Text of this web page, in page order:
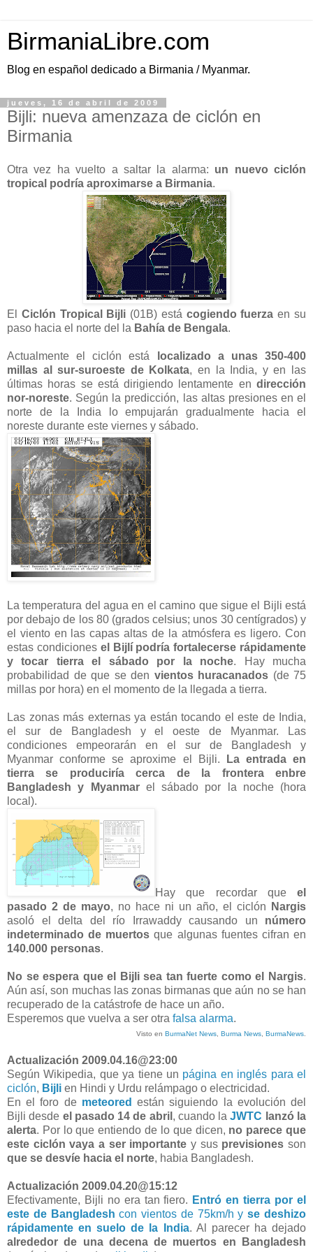
BirmaniaLibre.com
Blog en español dedicado a Birmania / Myanmar.
jueves, 16 de abril de 2009
Bijli: nueva amenzaza de ciclón en
Birmania
Otra vez ha vuelto a saltar la alarma: un nuevo ciclón
tropical podría aproximarse a Birmania.
El Ciclón Tropical Bijli (01B) está cogiendo fuerza en su
paso hacia el norte del la Bahía de Bengala.
Actualmente el ciclón está
localizado a unas 350-400
millas al sur-suroeste de Kolkata, en la India, y en las
últimas horas se está dirigiendo lentamente en dirección
nor-noreste. Según la predicción, las altas presiones en el
norte de la India lo empujarán gradualmente hacia el
noreste durante este viernes y sábado.
La temperatura del agua en el camino que sigue el Bijli está
por debajo de los 80 (grados celsius; unos 30 centígrados) y
el viento en las capas altas de la atmósfera es ligero. Con
estas condiciones el Bijlí podría fortalecerse rápidamente
y tocar tierra el sábado por la noche. Hay mucha
probabilidad de que se den vientos huracanados (de 75
millas por hora) en el momento de la llegada a tierra.
Las zonas más externas ya están tocando el este de India,
el sur de Bangladesh y el oeste de Myanmar. Las
condiciones empeorarán en el sur de Bangladesh y
Myanmar conforme se aproxime el Bijli.
La entrada en
tierra se produciría cerca de la frontera enbre
Bangladesh y Myanmarel sábado por la noche (hora
local).
Hay que recordar que el
pasado 2 de mayo, no hace ni un año, el ciclón
Nargis
asoló el delta del río Irrawaddy causando un número
indeterminado de muertos que algunas fuentes cifran en
140.000 personas.
No se espera que el Bijli sea tan fuerte como el Nargis.
Aún así, son muchas las zonas birmanas que aún no se han
recuperado de la catástrofe de hace un año.
Esperemos que vuelva a ser otra falsa alarma.
Visto en BurmaNet News Burma News BurmaNews
Actualización 2009.04.16@23:00
Según Wikipedia, que ya tiene un página en inglés para el
ciclón, Bijli en Hindi y Urdu relámpago o electricidad.
En el foro de meteored están siguiendo la evolución del
Bijli desde el pasado 14 de abril , cuando laJWTC lanzó la
alerta. Por lo que entiendo de lo que dicen, no parece que
este ciclón vaya a ser importante y sus previsionesson
que se desvíe hacia el norte, habia Bangladesh.
Actualización 2009.04.20@15:12
Efectivamente, Bijli no era tan fiero. Entró en tierra por el
este de Bangladesh con vientos de 75km/h yse deshizo
rápidamente en suelo de la India. Al parecer ha dejado
alrededor de una decena de muertos en Bangladesh